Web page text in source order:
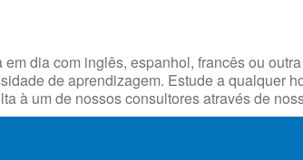
em dia com inglês, espanhol, francês ou
de aprendizagem. Estude a qualquer
à um de nossos consultores através de